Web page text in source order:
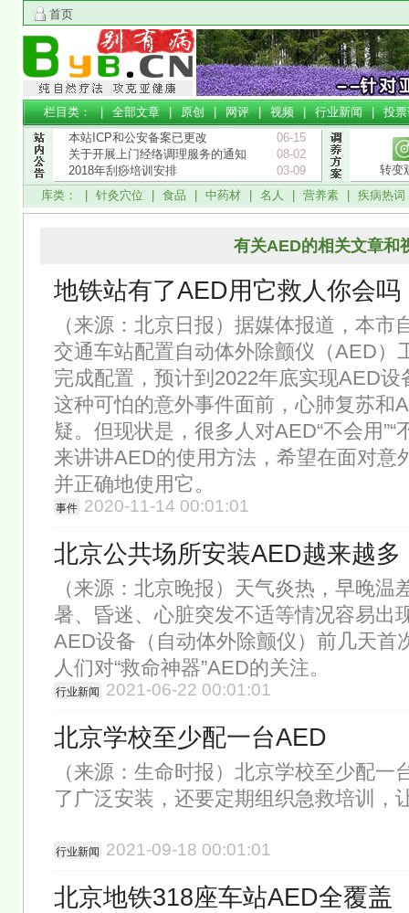
首页
栏目类： |全部文章|原创|网评|视频|行业新闻|投
本站ICP和公安备案已更改
06-15
关于开展上门经络调理服务的通知
08-02
2018年刮痧培训安排
03-09
转变
库类： | 针灸穴位 食品 中药材 名人 营养素 疾病热词
有关AED的相关文章和
地铁站有了AED用它救人你会吗
（来源：北京日报）据媒体报道，本市
交通车站配置自动体外除颤仪（AED）
完成配置，预计到2022年底实现AED
这种可怕的意外事件面前，心肺复苏和
疑。但现状是，很多人对AED“不会用”“
来讲讲AED的使用方法，希望在面对意
并正确地使用它。
事件 2020-11-14 00:01:01
北京公共场所安装AED越来越多
（来源：北京晚报）天气炎热，早晚温
暑、昏迷、心脏突发不适等情况容易出
AED设备（自动体外除颤仪）前几天首
人们对“救命神器”AED的关注。
行业新闻 2021-06-22 00:01:01
北京学校至少配一台AED
（来源：生命时报）北京学校至少配一
了广泛安装，还要定期组织急救培训，
行业新闻 2021-09-18 00:01:01
北京地铁318座车站AED全覆盖